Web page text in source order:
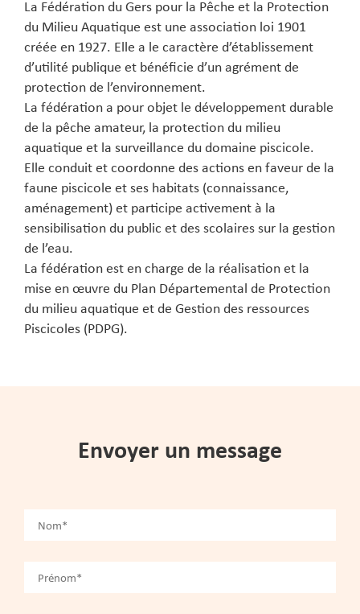
La Fédération du Gers pour la Pêche et la Protection
du Milieu Aquatique est une association loi 1901
créée en 1927. Elle a le caractère d’établissement
d’utilité publique et bénéficie d’un agrément de
protection de l’environnement.
La fédération a pour objet le développement durable
de la pêche amateur, la protection du milieu
aquatique et la surveillance du domaine piscicole.
Elle conduit et coordonne des actions en faveur de la
faune piscicole et ses habitats (connaissance,
aménagement) et participe activement à la
sensibilisation du public et des scolaires sur la gestion
de l’eau.
La fédération est en charge de la réalisation et la
mise en œuvre du Plan Départemental de Protection
du milieu aquatique et de Gestion des ressources
Piscicoles (PDPG).
Envoyer un message